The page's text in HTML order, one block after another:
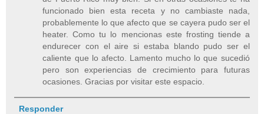
funcionado bien esta receta y no cambiaste nada,
probablemente lo que afecto que se cayera pudo ser el
heater. Como tu lo mencionas este frosting tiende a
endurecer con el aire si estaba blando pudo ser el
caliente que lo afecto. Lamento mucho lo que sucedió
pero son experiencias de crecimiento para futuras
ocasiones. Gracias por visitar este espacio.
Responder